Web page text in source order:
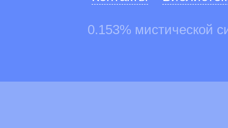
0.153% мистической